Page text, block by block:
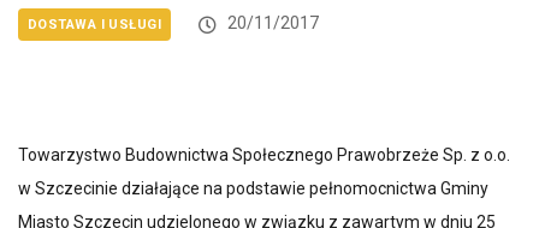
DOSTAWA I USŁUGI 20/11/2017
Towarzystwo Budownictwa Społecznego Prawobrzeże Sp. z o.o.
w Szczecinie działające na podstawie pełnomocnictwa Gminy
Miasto Szczecin udzielonego w związku z zawartym w dniu 25